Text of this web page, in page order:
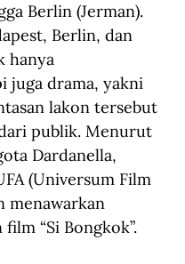
Berlin (Jerman).
Berlin, dan
hanya
juga drama, yakni
lakon tersebut
publik. Menurut
Dardanella,
(Universum Film
menawarkan
“Si Bongkok”.